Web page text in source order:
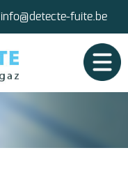
info@detecte-fuite.be